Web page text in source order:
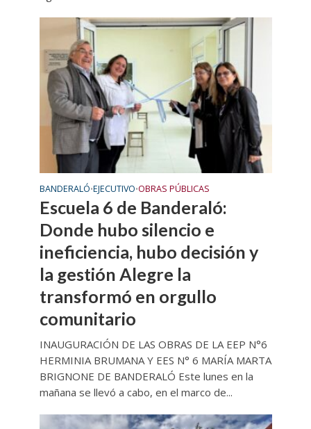
BANDERALÓ•EJECUTIVO•OBRAS PÚBLICAS
Escuela 6 de Banderaló:
Donde hubo silencio e
ineficiencia, hubo decisión y
la gestión Alegre la
transformó en orgullo
comunitario
INAUGURACIÓN DE LAS OBRAS DE LA EEP N°6
HERMINIA BRUMANA Y EES N° 6 MARÍA MARTA
BRIGNONE DE BANDERALÓ Este lunes en la
mañana se llevó a cabo, en el marco de...